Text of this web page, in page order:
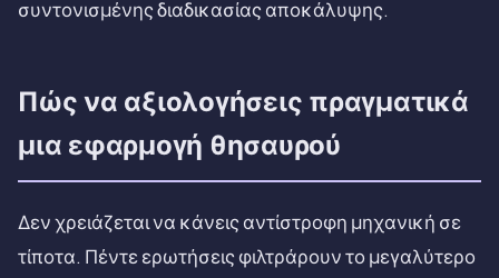
συντονισμένης διαδικασίας αποκάλυψης.
Πώς να αξιολογήσεις πραγματικά
μια εφαρμογή θησαυρού
Δεν χρειάζεται να κάνεις αντίστροφη μηχανική σε
τίποτα. Πέντε ερωτήσεις φιλτράρουν το μεγαλύτερο